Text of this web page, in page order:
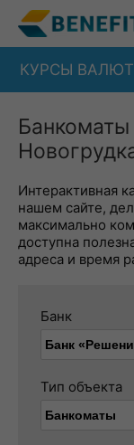
КУРСЫ ВАЛЮТ
Интерактивная
нашем сайте,
максимально
доступна
адреса и время
Банк
Тип объекта